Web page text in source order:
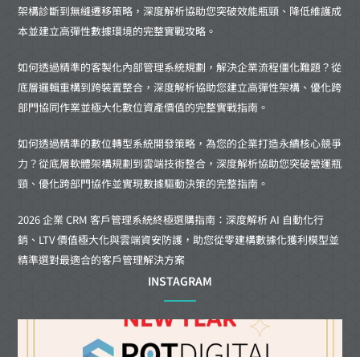
架構診斷到無縫遷移策略，深度解析協助您突破效能瓶頸、降低維護成
本並建立高彈性數據環境的完整實戰攻略。
如何透過精準的客製化內部管理系統規劃，解決企業流程僵化難題？從
底層邏輯重構到跨裝置整合，深度解析協助您建立高彈性架構、優化跨
部門協同作業並極大化數位資產價值的完整實戰指南。
如何透過精準的數位轉型系統開發策略，為您的企業打造永續核心競爭
力？從底層軟體架構規劃到雲端技術整合，深度解析協助您突破營運瓶
頸、優化跨部門協作並實現數據驅動決策的完整指南。
2026 企業 CRM 客戶管理系統終極選購指南：深度解析 AI 自動化行
銷、LTV 價值極大化與雲端資安防護，助您從零建構數據化獲利模型並
精準選對最適合的客戶管理解決方案
INSTAGRAM